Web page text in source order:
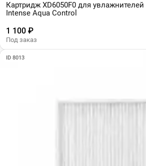
Картридж XD6050F0 для
Intense Aqua Control
1 100 ₽
Под заказ
ID 8013